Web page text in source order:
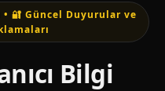
🔐 Güncel Duyurular ve
Bilgi